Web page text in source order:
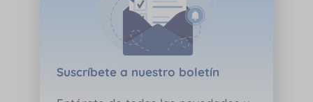
Suscríbete a nuestro boletín